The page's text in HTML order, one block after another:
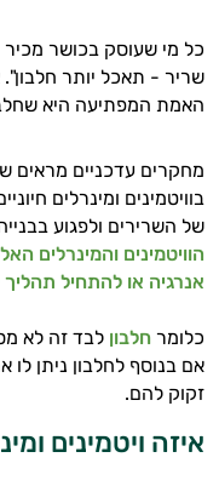
כל מי שעוסק בכושר
שריר - תאכל יותר
האמת המפתיעה היא
מחקרים עדכניים מראים
בוויטמינים ומינרלים
של השרירים ולפגוע
הוויטמינים והמינרלים
אנרגיה או להתחיל תהליך
כלומר חלבון לבד זה לא
אם בנוסף לחלבון ניתן לו
זקוק להם.
איזה ויטמינים